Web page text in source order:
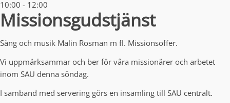
10:00 - 12:00
Missionsgudstjänst
Sång och musik Malin Rosman m fl. Missionsoffer.
Vi uppmärksammar och ber för våra missionärer och arbetet
inom SAU denna söndag.
I samband med servering görs en insamling till SAU centralt.